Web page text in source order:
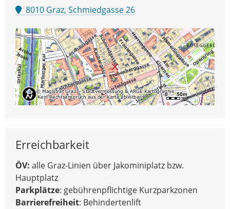
8010 Graz, Schmiedgasse 26
Erreichbarkeit
ÖV: alle Graz-Linien über Jakominiplatz bzw.
Hauptplatz
Parkplätze: gebührenpflichtige Kurzparkzonen
Barrierefreiheit: Behindertenlift